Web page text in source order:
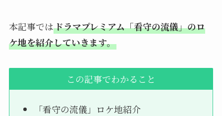
本記事ではドラマプレミアム「看守の流儀」のロ
ケ地を紹介していきます。
この記事でわかること
「看守の流儀」ロケ地紹介